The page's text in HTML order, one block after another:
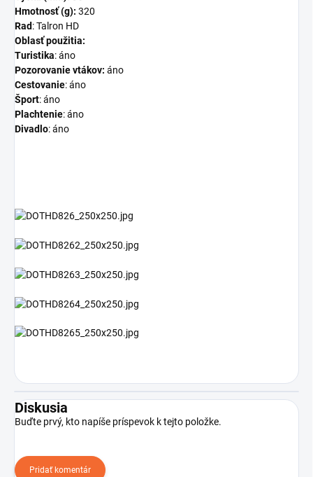
Hmotnosť (g): 320
Rad: Talron HD
Oblasť použitia:
Turistika: áno
Pozorovanie vtákov: áno
Cestovanie: áno
Šport: áno
Plachtenie: áno
Divadlo: áno
Diskusia
Buďte prvý, kto napíše príspevok k tejto položke.
Pridať komentár